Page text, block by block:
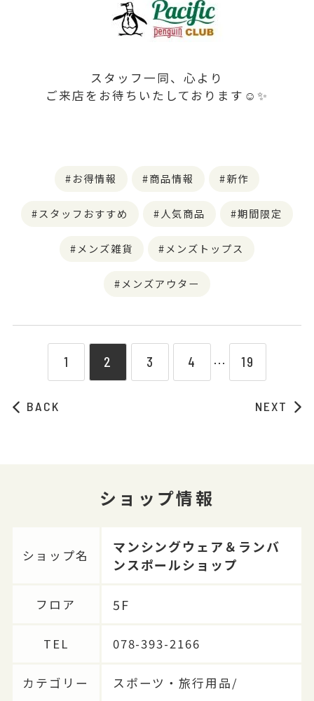
スタッフ一同、心より
ご来店をお待ちいたしております☺️✨
お得情報 商品情報 新作
スタッフおすすめ 人気商品 期間限定
メンズ雑貨 メンズトップス
メンズアウター
BACK
1 2 3 4 ⋯ 19
NEXT
ショップ情報
ショップ名
マンシングウェア＆ランバ
ンスポールショップ
フロア 5F
TEL 078-393-2166
カテゴリー スポーツ・旅行用品/